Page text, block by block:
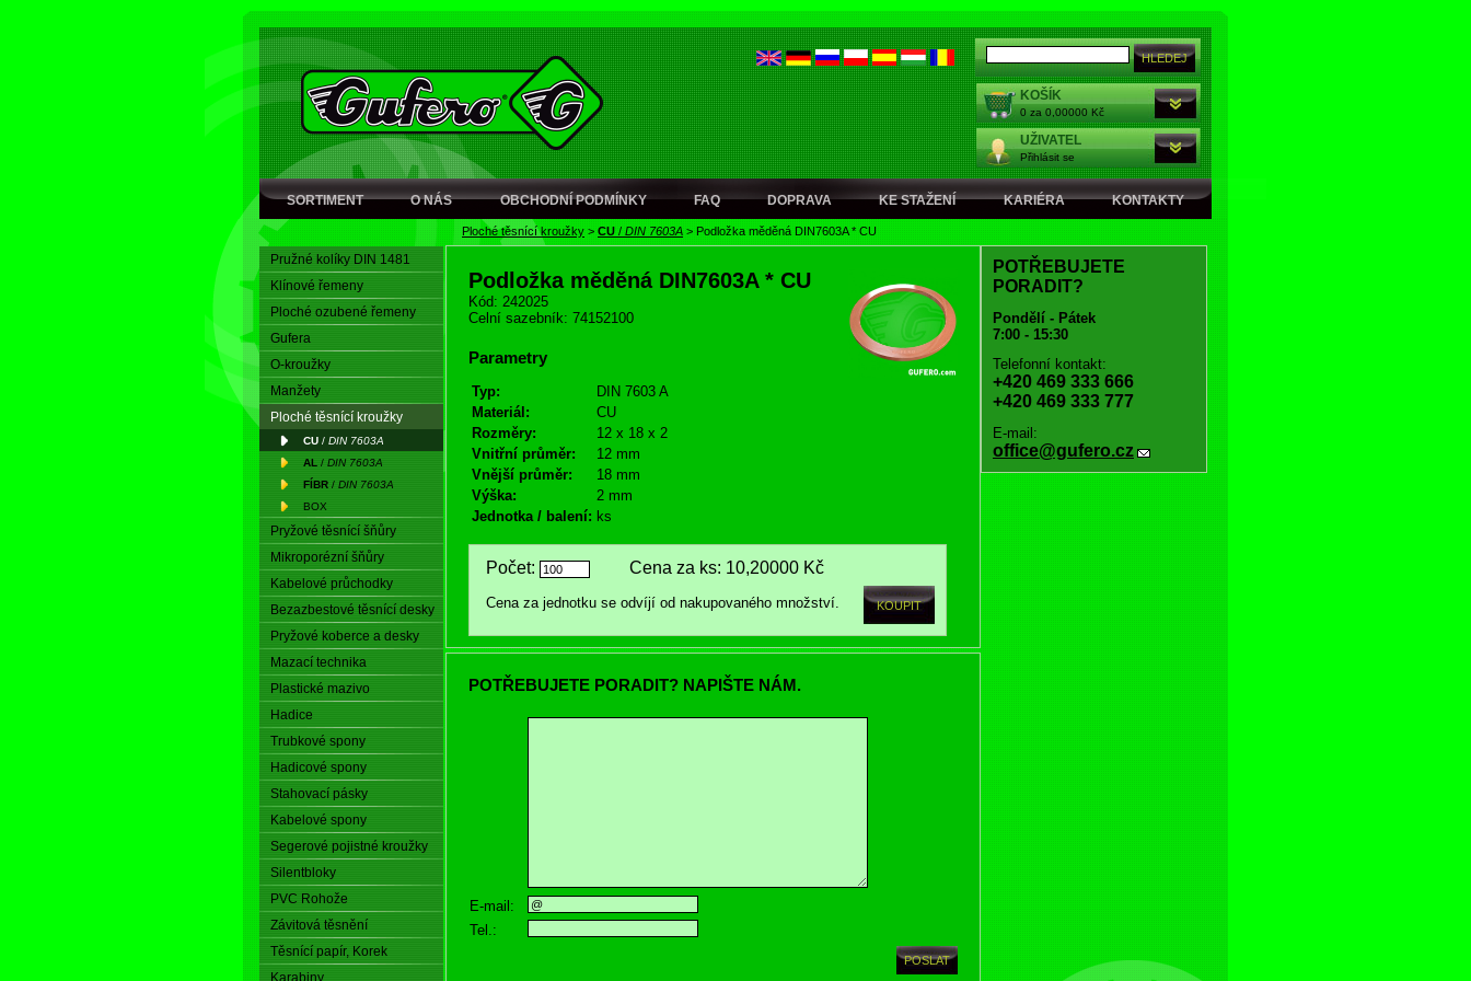
KOŠÍK
0 za 0,00000 Kč
UŽIVATEL
Přihlásit se
SORTIMENT O NÁS OBCHODNÍ PODMÍNKY FAQ DOPRAVA KE STAŽENÍ KARIÉRA KONTAKTY
Ploché těsnící kroužky > CU / DIN 7603A > Podložka měděná DIN7603A * CU
Pružné kolíky DIN 1481
Klínové řemeny
Ploché ozubené řemeny
Gufera
O-kroužky
Manžety
Ploché těsnící kroužky
CU / DIN 7603A
AL / DIN 7603A
FÍBR / DIN 7603A
BOX
Pryžové těsnící šňůry
Mikroporézní šňůry
Kabelové průchodky
Bezazbestové těsnící desky
Pryžové koberce a desky
Mazací technika
Plastické mazivo
Hadice
Trubkové spony
Hadicové spony
Stahovací pásky
Kabelové spony
Segerové pojistné kroužky
Silentbloky
PVC Rohože
Závitová těsnění
Těsnící papír, Korek
Karabiny
Podložka měděná DIN7603A * CU
Kód: 242025
Celní sazebník: 74152100
Parametry
Typ:
DIN 7603 A
Materiál:
CU
Rozměry:
12 x 18 x 2
Vnitřní průměr:
12 mm
Vnější průměr:
18 mm
Výška:
2 mm
Jednotka / balení: ks
Počet: Cena za ks: 10,20000 Kč
Cena za jednotku se odvíjí od nakupovaného množství.
POTŘEBUJETE PORADIT? NAPIŠTE NÁM.
E-mail:
Tel.:
POTŘEBUJETE
PORADIT?
Pondělí - Pátek
7:00 - 15:30
Telefonní kontakt:
+420 469 333 666
+420 469 333 777
E-mail:
office@gufero.cz